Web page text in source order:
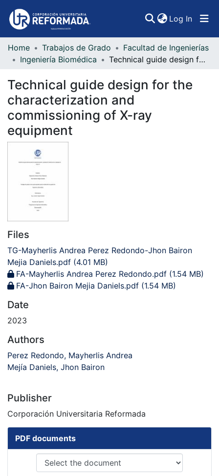
Log In
Communities & Collections
Statistics
Home Trabajos de Grado
Facultad de Ingenierías
Ingeniería Biomédica
Technical guide design for the characterization and commissioning of X-ray equipment
Technical guide design for the
characterization and
commissioning of X-ray
equipment
Files
TG-Mayherlis Andrea Perez Redondo-Jhon Bairon
Mejia Daniels.pdf (4.01 MB)
FA-Mayherlis Andrea Perez Redondo.pdf (1.54 MB)
FA-Jhon Bairon Mejia Daniels.pdf (1.54 MB)
Date
2023
Authors
Perez Redondo, Mayherlis Andrea
Mejía Daniels, Jhon Bairon
Publisher
Corporación Universitaria Reformada
PDF documents